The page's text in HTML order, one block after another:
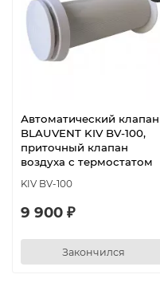
Автоматический клапан
BLAUVENT KIV BV-100,
приточный клапан
воздуха с термостатом
KIV BV-100
9 900 ₽
Закончился